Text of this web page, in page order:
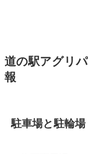
道の駅アグリ
報
駐車場と駐輪場